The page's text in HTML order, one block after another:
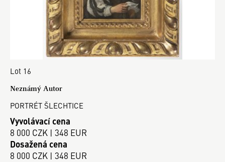
Lot 16
Neznámý Autor
PORTRÉT ŠLECHTICE
Vyvolávací cena
8 000 CZK | 348 EUR
Dosažená cena
8 000 CZK | 348 EUR